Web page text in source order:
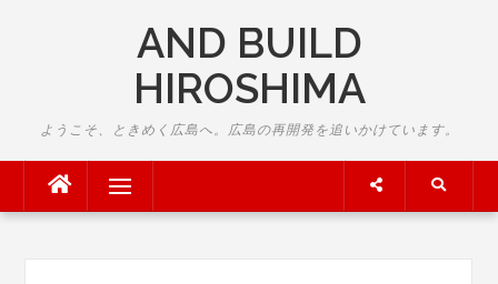
AND BUILD
HIROSHIMA
ようこそ、ときめく広島へ。広島の再開発を追いかけています。
Menu